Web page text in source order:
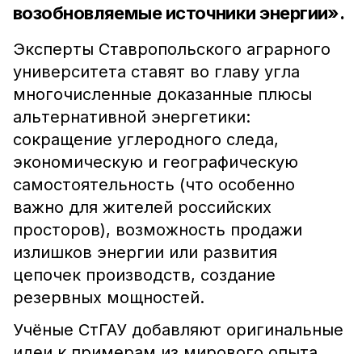
возобновляемые источники энергии».
Эксперты Ставропольского аграрного
университета ставят во главу угла
многочисленные доказанные плюсы
альтернативной энергетики:
сокращение углеродного следа,
экономическую и географическую
самостоятельность (что особенно
важно для жителей российских
просторов), возможность продажи
излишков энергии или развития
цепочек производств, создание
резервных мощностей.
Учёные СтГАУ добавляют оригинальные